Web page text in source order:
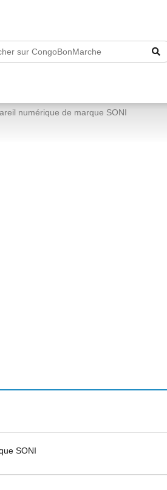
numérique de marque SONI
SONI